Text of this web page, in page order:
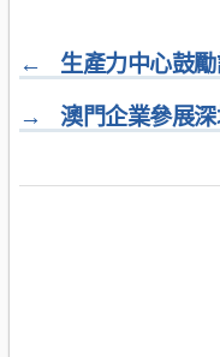
←
生產力中心鼓
→
澳門企業參展